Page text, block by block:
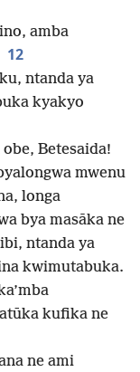
amba
12
ntanda ya
kyakyo
Betesaida!
mwenu
longa
bya masāka ne
ntanda ya
kwimutabuka.
kufika ne
ne ami